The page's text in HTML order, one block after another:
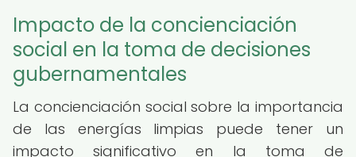
Impacto de la concienciación
social en la toma de decisiones
gubernamentales
La concienciación social sobre la importancia
de las energías limpias puede tener un
impacto significativo en la toma de